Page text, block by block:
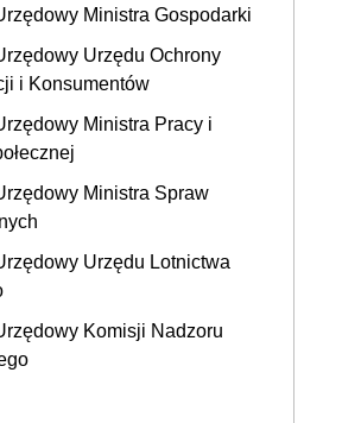
Ministra Gospodarki
Urzędu Ochrony
i Konsumentów
Ministra Pracy i
Ministra Spraw
Urzędu Lotnictwa
Komisji Nadzoru